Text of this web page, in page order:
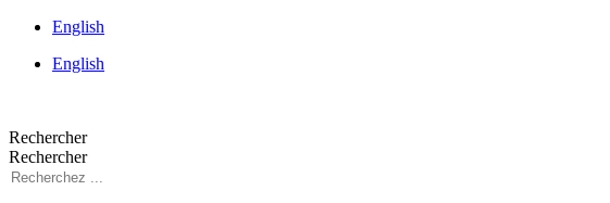
English
English
Rechercher
Rechercher